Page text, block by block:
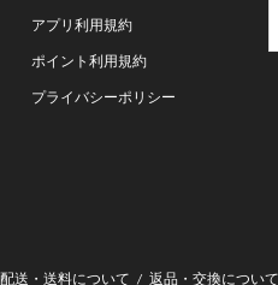
アプリ利用規約
ポイント利用規約
プライバシーポリシー
配送・送料について 返品・交換について